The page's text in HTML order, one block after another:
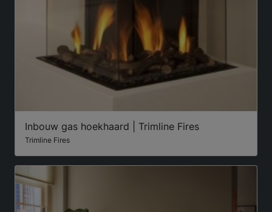
Inbouw gas hoekhaard | Trimline Fires
Trimline Fires